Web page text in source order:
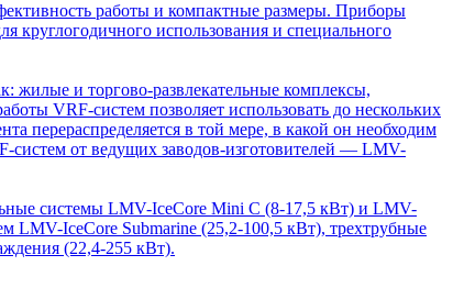
работы и компактные размеры. Приборы
круглогодичного использования и специального
жилые и торгово-развлекательные комплексы,
VRF-систем позволяет использовать до нескольких
перераспределяется в той мере, в какой он необходим
систем от ведущих заводов-изготовителей — LMV-
системы LMV-IceCore Mini C (8-17,5 кВт) и LMV-
IceCore Submarine (25,2-100,5 кВт), трехтрубные
(22,4-255 кВт).